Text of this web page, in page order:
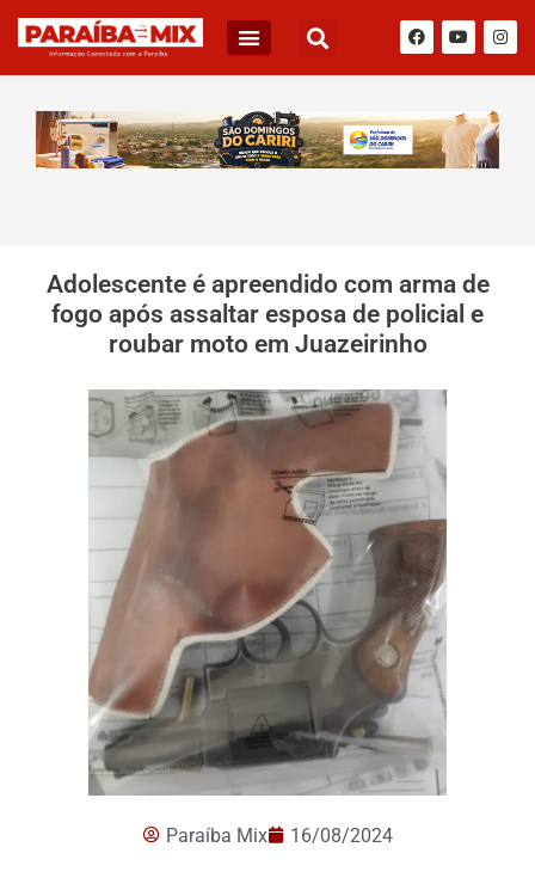
Adolescente é apreendido com arma de
fogo após assaltar esposa de policial e
roubar moto em Juazeirinho
Paraíba Mix 16/08/2024